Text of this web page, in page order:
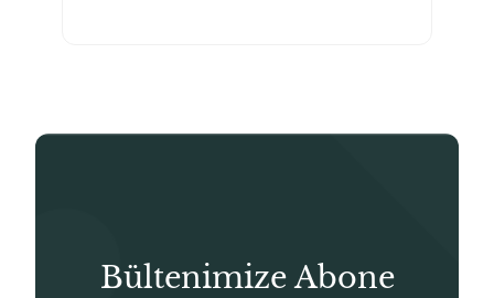
Bültenimize Abone